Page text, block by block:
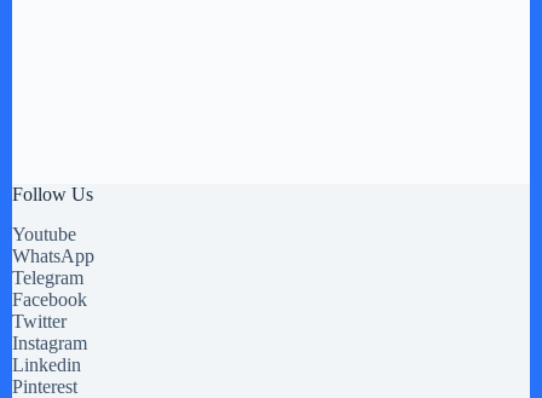
Follow Us
Youtube
WhatsApp
Telegram
Facebook
Twitter
Instagram
Linkedin
Pinterest